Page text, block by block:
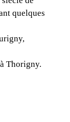
quelques
Thorigny.